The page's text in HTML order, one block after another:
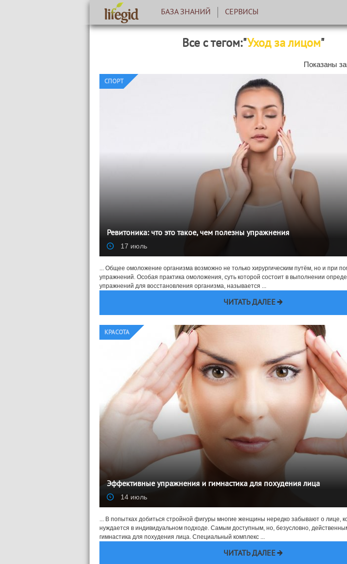
БАЗА ЗНАНИЙ СЕРВИСЫ
Все с тегом:"Уход за лицом"
Показаны
СПОРТ
Ревитоника: что это такое, чем полезны упражнения
17 июль
... Общее омоложение организма возможно не только хирургическим путём, но и при
упражнений. Особая практика омоложения, суть которой состоит в выполнении
упражнений для восстановления организма, называется ...
ЧИТАТЬ ДАЛЕЕ
КРАСОТА
Эффективные упражнения и гимнастика для похудения лица
14 июль
... В попытках добиться стройной фигуры многие женщины нередко забывают о лице,
нуждается в индивидуальном подходе. Самым доступным, но, безусловно,
гимнастика для похудения лица. Специальный комплекс ...
ЧИТАТЬ ДАЛЕЕ